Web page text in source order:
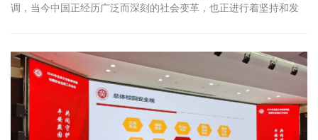
调，当今中国正经历广泛而深刻的社会变革，也正进行着坚持和发
古工作，努力建设中国特色、中国风格、中国气派的考古学，更好
地认识源远流长、博大精深的...